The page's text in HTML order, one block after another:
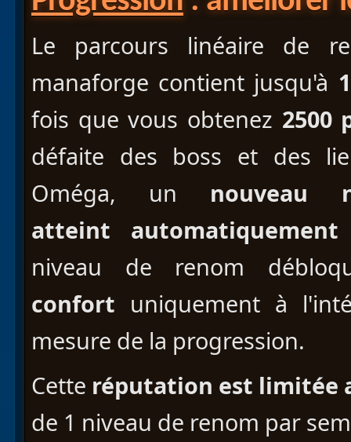
Le parcours linéaire de
manaforge contient jusqu'à
fois que vous obtenez 2500
défaite des boss et des
Oméga, un nouveau
atteint
automatiquement
niveau de renom
confort uniquement à
mesure de la progression.
Cette réputation est limitée
de 1 niveau de renom par